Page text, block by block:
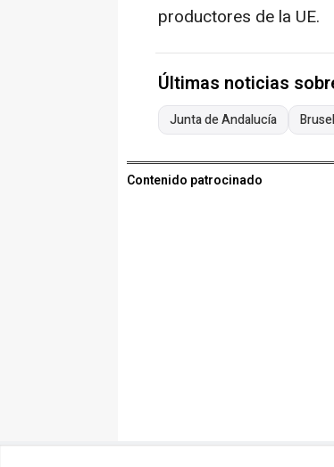
productores de la UE.
Últimas noticias
Junta de Andalucía
Contenido patrocinado